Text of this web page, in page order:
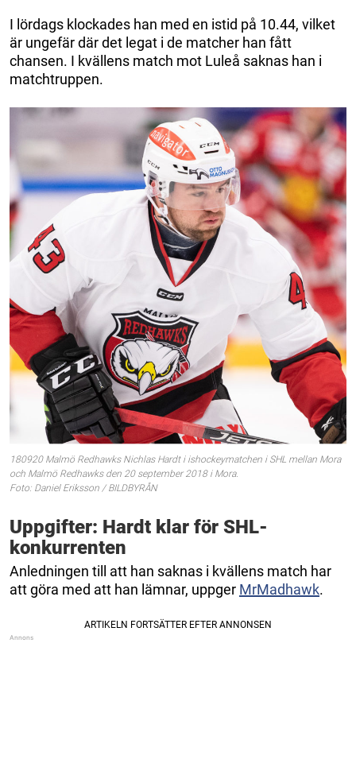
I lördags klockades han med en istid på 10.44, vilket
är ungefär där det legat i de matcher han fått
chansen. I kvällens match mot Luleå saknas han i
matchtruppen.
180920 Malmö Redhawks Nichlas Hardt i ishockeymatchen i SHL mellan Mora
och Malmö Redhawks den 20 september 2018 i Mora.
Foto: Daniel Eriksson / BILDBYRÅN
Uppgifter: Hardt klar för SHL-
konkurrenten
Anledningen till att han saknas i kvällens match har
att göra med att han lämnar, uppger MrMadhawk.